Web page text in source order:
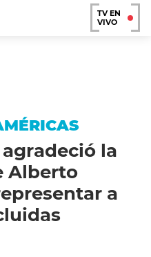
TV EN
VIVO
la
Alberto
a